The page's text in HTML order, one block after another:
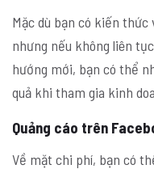
Mặc dù bạn có kiến thức
nhưng nếu không liên
hướng mới, bạn có thể
quả khi tham gia kinh
Quảng cáo trên
Về mặt chi phí, bạn có